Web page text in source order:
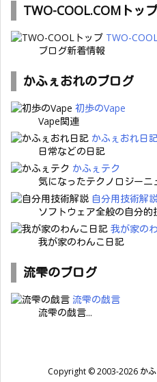
TWO-COOL.COMトップ
TWO-
ブログ新着情報
かふぇおれのブログ
初歩のVape
Vape関連
かふぇおれ日
日常などの日記
かふぇテク
気になったテクノロジーニ
自分用技術解
ソフトウェア全般の自分的
我が家の
我が家のわんこ日記
流雫のブログ
流雫の戯言
流雫の戯言...
Copyright ©2003-2026 か